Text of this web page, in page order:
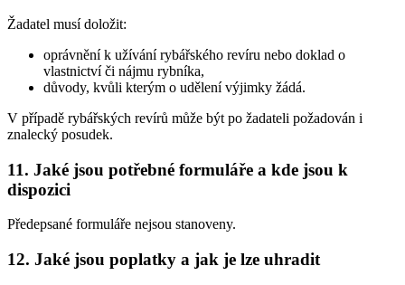
Žadatel musí doložit:
oprávnění k užívání rybářského revíru nebo doklad o
vlastnictví či nájmu rybníka,
důvody, kvůli kterým o udělení výjimky žádá.
V případě rybářských revírů může být po žadateli požadován i
znalecký posudek.
11. Jaké jsou potřebné formuláře a kde jsou k
dispozici
Předepsané formuláře nejsou stanoveny.
12. Jaké jsou poplatky a jak je lze uhradit